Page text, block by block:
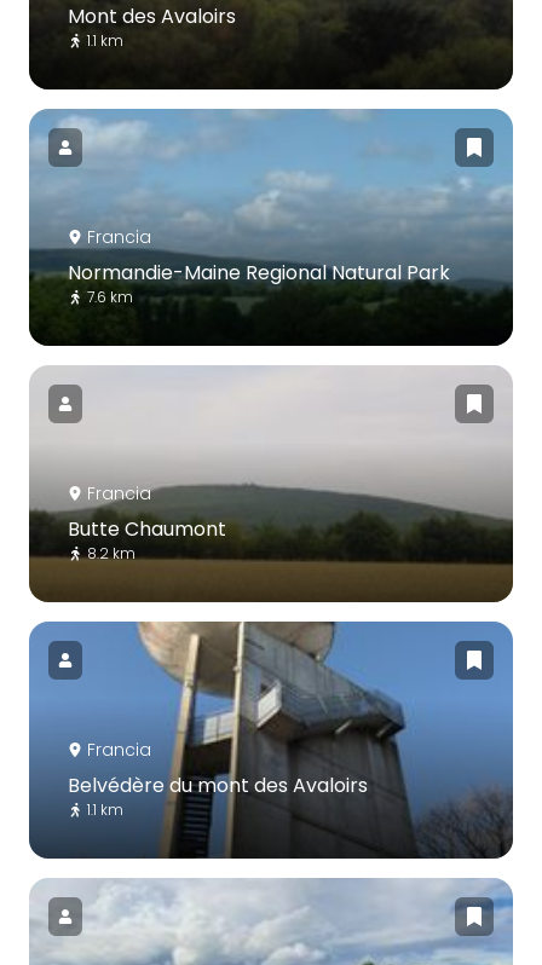
Mont des Avaloirs
1.1 km
Francia
Normandie-Maine Regional Natural Park
7.6 km
Francia
Butte Chaumont
8.2 km
Francia
Belvédère du mont des Avaloirs
1.1 km